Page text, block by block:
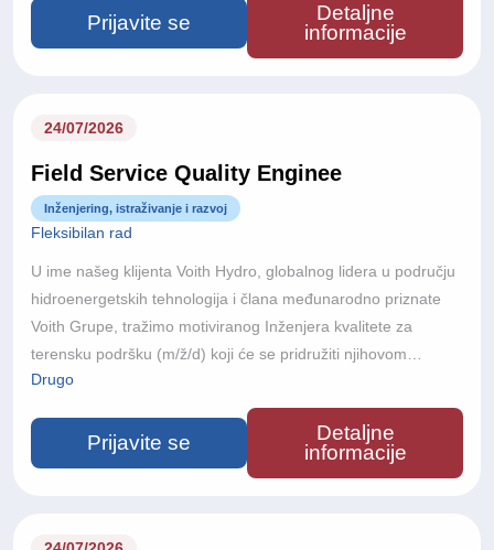
približno 22.000 zaposlenika diljem svijeta, Voith razvija
inovativne tehnologije koje pokreću održivu proizvodnju
Prijavite se
Detaljne
informacije
24/07/2026
Field Service Quality Enginee
Inženjering, istraživanje i razvoj
Fleksibilan rad
U ime našeg klijenta Voith Hydro, globalnog lidera u području
hidroenergetskih tehnologija i člana međunarodno priznate
Voith Grupe, tražimo motiviranog Inženjera kvalitete za
terensku podršku (m/ž/d) koji će se pridružiti njihovom
međunarodnom projektnom timu.S više od 150 godina
inženjerske izvrsnosti, poslovanjem u više od 60 zemalja i
približno 22.000 zaposlenika diljem svijeta, Voith razvija
inovativne tehnologije koje podržavaju održivu proizvodnju
Drugo
Prijavite se
Detaljne
informacije